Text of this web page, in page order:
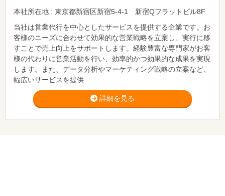
本社所在地 : 東京都新宿区新宿5-4-1 新宿Qフラットビル8F
当社は営業代行を中心としたサービスを提供する企業です。お
客様のニーズに合わせて効果的な営業戦略を立案し、実行に移
すことで売上向上をサポートします。経験豊富な専門家がお客
様の代わりに営業活動を行い、効率的かつ効果的な成果を実現
します。また、データ分析やマーケティング戦略の立案など、
幅広いサービスを提供...
詳細を見る